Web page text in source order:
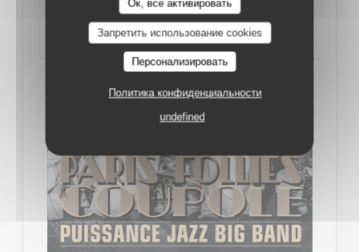
Ок, все активировать
Запретить использование cookies
Персонализировать
Политика конфиденциальности
undefined
ПОДРОБНЕЕ((ОТКРЫВАЕТСЯ В НОВОМ ОКНЕ))